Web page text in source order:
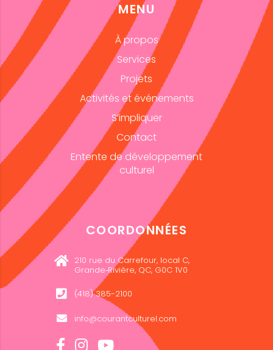
MENU
À propos
Services
Projets
Activités et événements
S’impliquer
Contact
Entente de développement
culturel
COORDONNÉES
210 rue du Carrefour, local C,
Grande‑Rivière, QC, G0C 1V0
(418) 385-2100
info@courantculturel.com